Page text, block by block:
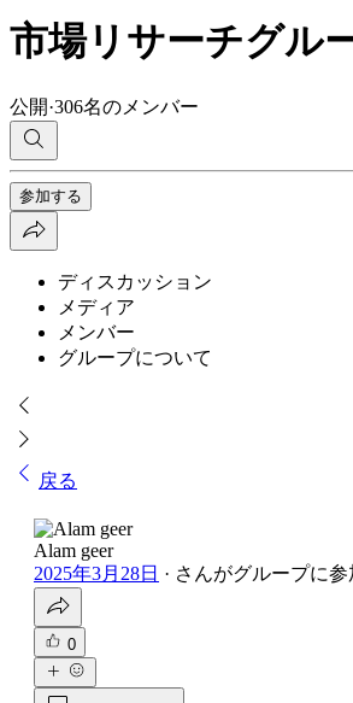
市場リサーチグル
公開·306名のメンバー
参加する
ディスカッション
メディア
メンバー
グループについて
戻る
Alam geer
2025年3月28日 · さんがグループに参
0